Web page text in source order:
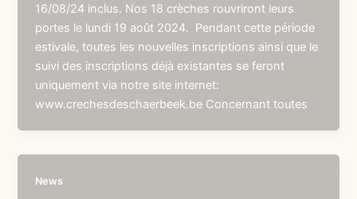
16/08/24 inclus. Nos 18 crèches rouvriront leurs
portes le lundi 19 août 2024. Pendant cette période
estivale, toutes les nouvelles inscriptions ainsi que le
suivi des inscriptions déjà existantes se feront
uniquement via notre site internet:
www.crechesdeschaerbeek.be Concernant toutes
News